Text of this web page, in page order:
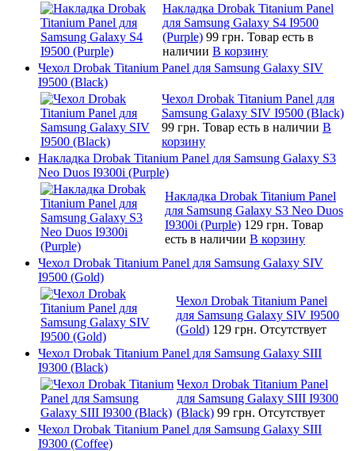
Накладка Drobak Titanium Panel
для Samsung Galaxy S4 I9500
(Purple) 99 грн. Товар есть в
наличии В корзину
Чехол Drobak Titanium Panel для Samsung Galaxy SIV
I9500 (Black)
Чехол Drobak Titanium Panel для
Samsung Galaxy SIV I9500 (Black)
99 грн. Товар есть в наличии В
корзину
Накладка Drobak Titanium Panel для Samsung Galaxy S3
Neo Duos I9300i (Purple)
Накладка Drobak Titanium Panel
для Samsung Galaxy S3 Neo Duos
I9300i (Purple) 129 грн. Товар
есть в наличии В корзину
Чехол Drobak Titanium Panel для Samsung Galaxy SIV
I9500 (Gold)
Чехол Drobak Titanium Panel
для Samsung Galaxy SIV I9500
(Gold) 129 грн. Отсутствует
Чехол Drobak Titanium Panel для Samsung Galaxy SIII
I9300 (Black)
Чехол Drobak Titanium Panel
для Samsung Galaxy SIII I9300
(Black) 99 грн. Отсутствует
Чехол Drobak Titanium Panel для Samsung Galaxy SIII
I9300 (Coffee)